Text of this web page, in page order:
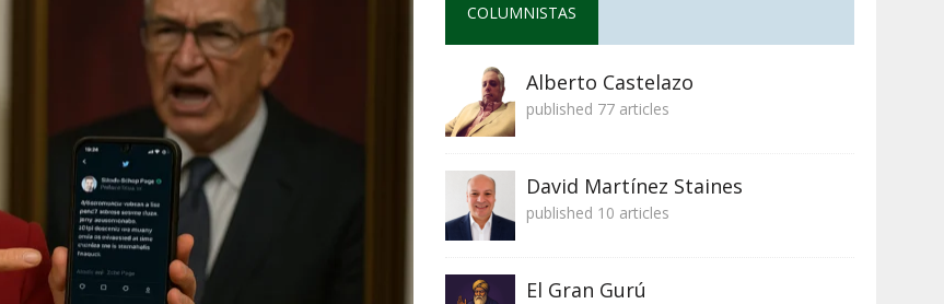
COLUMNISTAS
Alberto Castelazo
published 77 articles
David Martínez Staines
published 10 articles
El Gran Gurú